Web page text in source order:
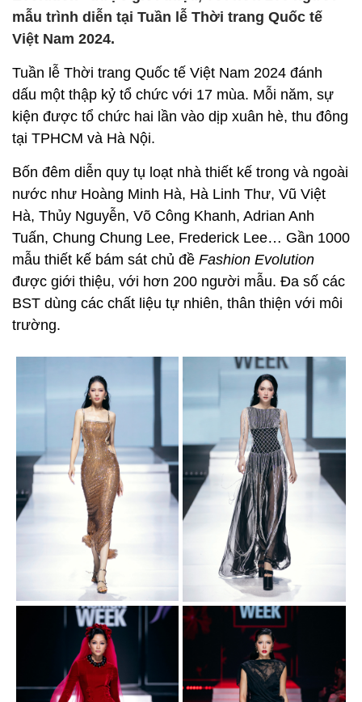
mẫu trình diễn tại Tuần lễ Thời trang Quốc tế
Việt Nam 2024.
Tuần lễ Thời trang Quốc tế Việt Nam 2024 đánh
dấu một thập kỷ tổ chức với 17 mùa. Mỗi năm, sự
kiện được tổ chức hai lần vào dịp xuân hè, thu đông
tại TPHCM và Hà Nội.
Bốn đêm diễn quy tụ loạt nhà thiết kế trong và ngoài
nước như Hoàng Minh Hà, Hà Linh Thư, Vũ Việt
Hà, Thủy Nguyễn, Võ Công Khanh, Adrian Anh
Tuấn, Chung Chung Lee, Frederick Lee… Gần 1000
mẫu thiết kế bám sát chủ đề Fashion Evolution
được giới thiệu, với hơn 200 người mẫu. Đa số các
BST dùng các chất liệu tự nhiên, thân thiện với môi
trường.